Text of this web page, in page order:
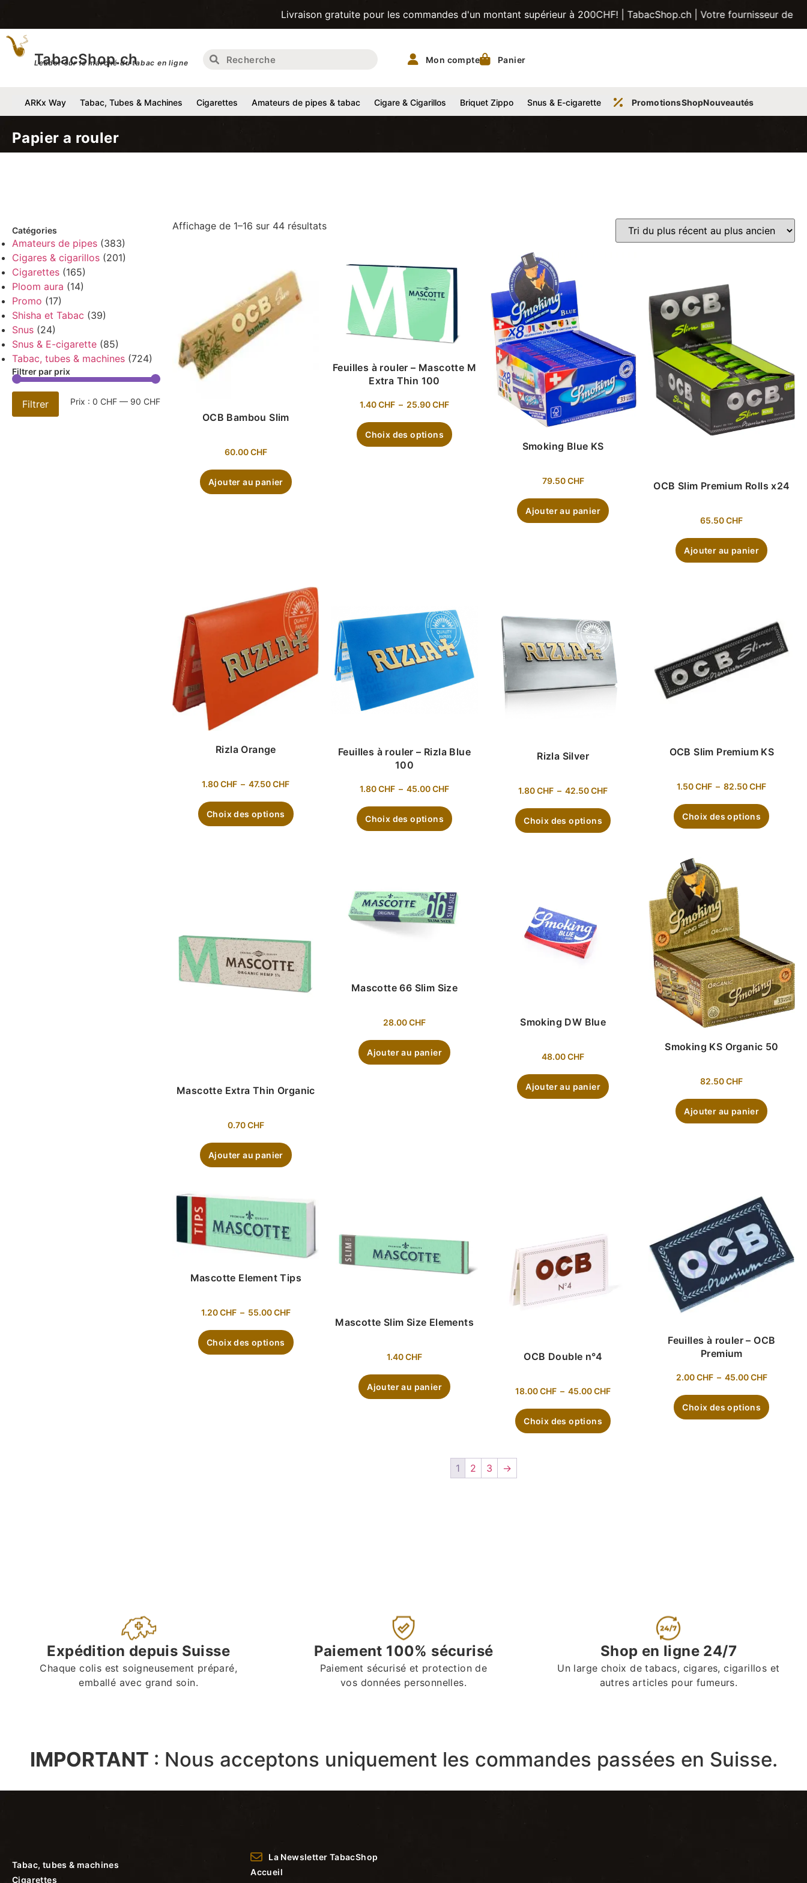
Livraison gratuite pour les commandes d'un montant supérieur à 200CHF! | TabacShop.ch | Votre fournisseur de tabac, tubes,
TabacShop.ch
Leader sur le marché du tabac en ligne Mon compte Panier
ARKx Way Tabac, Tubes & Machines Cigarettes Amateurs de pipes & tabac Cigare & Cigarillos Briquet Zippo Snus & E-cigarette PromotionsShopNouveautés
Papier a rouler
Catégories
Amateurs de pipes (383)
Cigares & cigarillos (201)
Cigarettes (165)
Ploom aura (14)
Promo (17)
Shisha et Tabac (39)
Snus (24)
Snus & E-cigarette (85)
Tabac, tubes & machines (724)
Filtrer par prix
Filtrer Prix :0 CHF — 90 CHF
Affichage de 1–16 sur 44 résultats
OCB Bambou Slim
60.00CHF
Ajouter au panier
Feuilles à rouler – Mascotte M
Extra Thin 100
1.40CHF – 25.90CHF
Choix des options
Smoking Blue KS
79.50CHF
Ajouter au panier
OCB Slim Premium Rolls x24
65.50CHF
Ajouter au panier
Rizla Orange
1.80CHF – 47.50CHF
Choix des options
Feuilles à rouler – Rizla Blue
100
1.80CHF – 45.00CHF
Choix des options
Rizla Silver
1.80CHF – 42.50CHF
Choix des options
OCB Slim Premium KS
1.50CHF – 82.50CHF
Choix des options
Mascotte Extra Thin Organic
0.70CHF
Ajouter au panier
Mascotte 66 Slim Size
28.00CHF
Ajouter au panier
Smoking DW Blue
48.00CHF
Ajouter au panier
Smoking KS Organic 50
82.50CHF
Ajouter au panier
Mascotte Element Tips
1.20CHF – 55.00CHF
Choix des options
Mascotte Slim Size Elements
1.40CHF
Ajouter au panier
OCB Double n°4
18.00CHF – 45.00CHF
Choix des options
Feuilles à rouler – OCB
Premium
2.00CHF – 45.00CHF
Choix des options
1 2 3 →
Expédition depuis Suisse
Chaque colis est soigneusement préparé,
emballé avec grand soin.
Paiement 100% sécurisé
Paiement sécurisé et protection de
vos données personnelles.
Shop en ligne 24/7
Un large choix de tabacs, cigares, cigarillos et
autres articles pour fumeurs.
IMPORTANT : Nous acceptons uniquement les commandes passées en Suisse.
Tabac, tubes & machines
Cigarettes
La Newsletter TabacShop
Accueil